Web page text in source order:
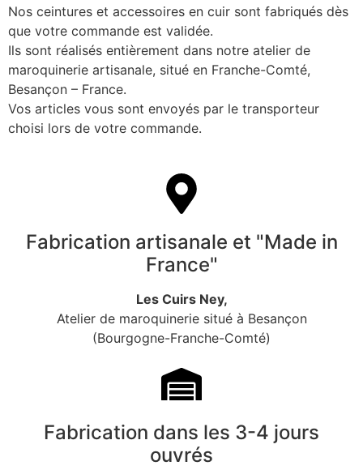
Nos ceintures et accessoires en cuir sont fabriqués dès
que votre commande est validée.
Ils sont réalisés entièrement dans notre atelier de
maroquinerie artisanale, situé en Franche-Comté,
Besançon – France.
Vos articles vous sont envoyés par le transporteur
choisi lors de votre commande.
Fabrication artisanale et "Made in
France"
Les Cuirs Ney,
Atelier de maroquinerie situé à Besançon
(Bourgogne-Franche-Comté)
Fabrication dans les 3-4 jours
ouvrés